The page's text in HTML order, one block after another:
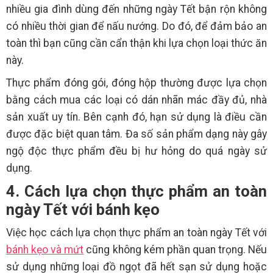
nhiều gia đình dùng đến những ngày Tết bận rộn không
có nhiều thời gian để nấu nướng. Do đó, để đảm bảo an
toàn thì bạn cũng cần cẩn thận khi lựa chọn loại thức ăn
này.
Thực phẩm đóng gói, đóng hộp thường được lựa chọn
bằng cách mua các loại có dán nhãn mác đầy đủ, nhà
sản xuất uy tín. Bên cạnh đó, hạn sử dụng là điều cần
được đặc biệt quan tâm. Đa số sản phẩm dạng này gây
ngộ độc thực phẩm đều bị hư hỏng do quá ngày sử
dụng.
4. Cách lựa chọn thực phẩm an toàn
ngày Tết với bánh kẹo
Việc học cách lựa chọn thực phẩm an toàn ngày Tết với
bánh kẹo và mứt cũng không kém phần quan trọng. Nếu
sử dụng những loại đồ ngọt đã hết sạn sử dụng hoặc